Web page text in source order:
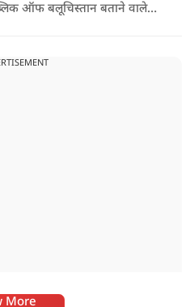
ऑफ बलूचिस्तान बताने वाले
More